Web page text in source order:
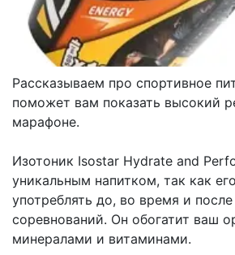
Рассказываем про спортивное
поможет вам показать высокий
марафоне.
Изотоник Isostar Hydrate and
уникальным напитком, так как
употреблять до, во время и
соревнований. Он обогатит ваш
минералами и витаминами.